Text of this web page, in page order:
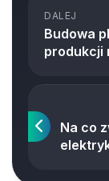
DALEJ
Budowa
produkcji
Na co